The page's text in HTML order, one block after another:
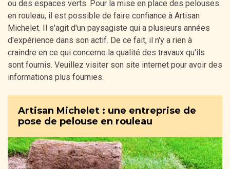
ou des espaces verts. Pour la mise en place des pelouses
en rouleau, il est possible de faire confiance à Artisan
Michelet. Il s'agit d'un paysagiste qui a plusieurs années
d'expérience dans son actif. De ce fait, il n'y a rien à
craindre en ce qui concerne la qualité des travaux qu'ils
sont fournis. Veuillez visiter son site internet pour avoir des
informations plus fournies.
Artisan Michelet : une entreprise de
pose de pelouse en rouleau